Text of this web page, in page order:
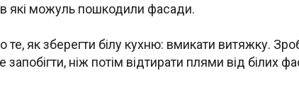
які можуль пошкодили фасади.
як зберегти білу кухню: вмикати витяжку.
ніж потім відтирати плями від білих